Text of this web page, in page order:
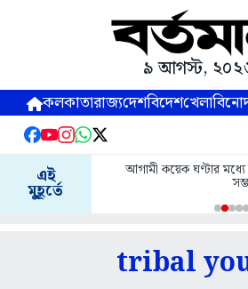
৯ আগস্ট,
কলকাতারাজ্যদেশবিদেশখেলা
এই
মুহূর্তে
আগামী কয়েক ঘণ্টার
tribal